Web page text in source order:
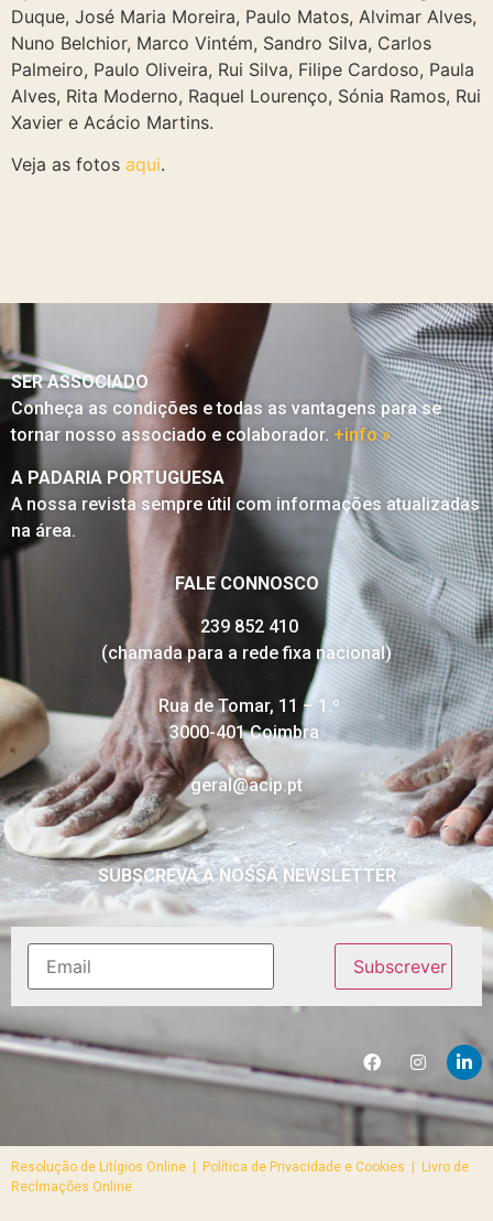
Duque, José Maria Moreira, Paulo Matos, Alvimar Alves,
Nuno Belchior, Marco Vintém, Sandro Silva, Carlos
Palmeiro, Paulo Oliveira, Rui Silva, Filipe Cardoso, Paula
Alves, Rita Moderno, Raquel Lourenço, Sónia Ramos, Rui
Xavier e Acácio Martins.
Veja as fotos aqui.
SER ASSOCIADO
Conheça as condições e todas as vantagens para se
tornar nosso associado e colaborador. +info »
A PADARIA PORTUGUESA
A nossa revista sempre útil com informações atualizadas
na área.
FALE CONNOSCO
239 852 410
(chamada para a rede fixa nacional)
Rua de Tomar, 11 – 1.º
3000-401 Coimbra
geral@acip.pt
SUBSCREVA A NOSSA NEWSLETTER
Resolução de Litígios Online |
Política de Privacidade e Cookies | Livro de
Reclmações Online